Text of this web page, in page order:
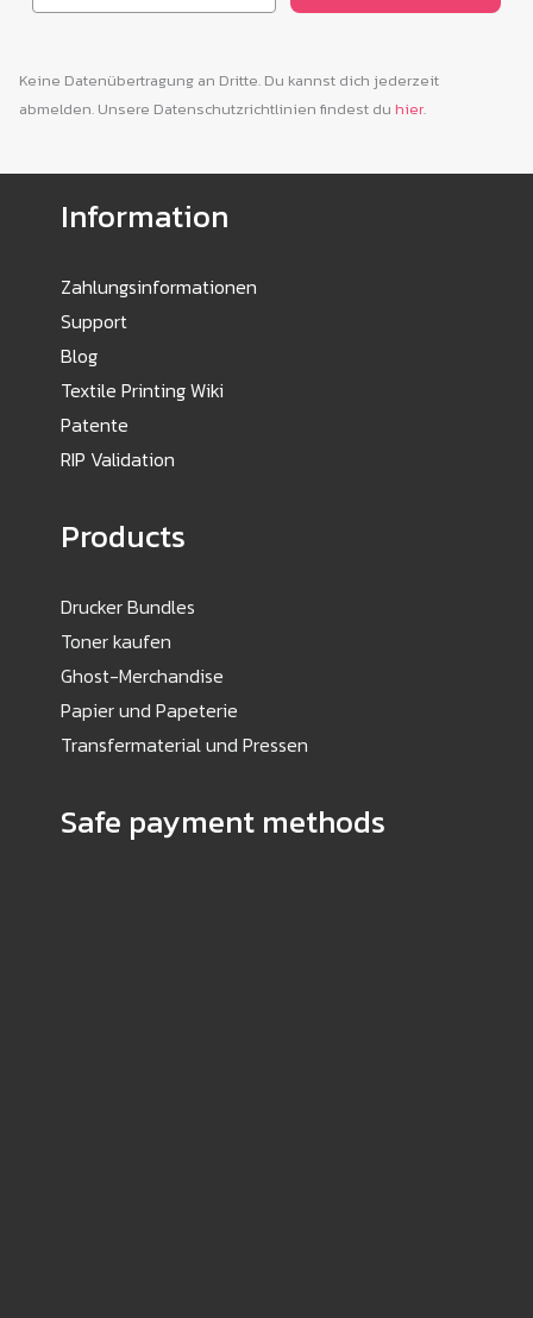
Keine Datenübertragung an Dritte. Du kannst dich jederzeit
abmelden. Unsere Datenschutzrichtlinien findest du hier.
Information
Zahlungsinformationen
Support
Blog
Textile Printing Wiki
Patente
RIP Validation
Products
Drucker Bundles
Toner kaufen
Ghost-Merchandise
Papier und Papeterie
Transfermaterial und Pressen
Safe payment methods